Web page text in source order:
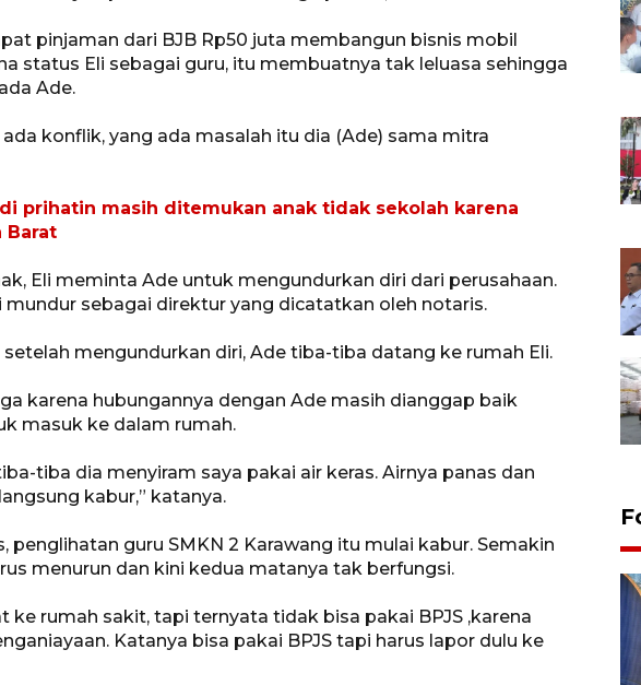
pinjaman dari BJB Rp50 juta membangun bisnis mobil
status Eli sebagai guru, itu membuatnya tak leluasa sehingga
Ade.
konflik, yang ada masalah itu dia (Ade) sama mitra
prihatin masih ditemukan anak tidak sekolah karena
Barat
Eli meminta Ade untuk mengundurkan diri dari perusahaan.
sebagai direktur yang dicatatkan oleh notaris.
mengundurkan diri, Ade tiba-tiba datang ke rumah Eli.
karena hubungannya dengan Ade masih dianggap baik
masuk ke dalam rumah.
tiba dia menyiram saya pakai air keras. Airnya panas dan
kabur,” katanya.
penglihatan guru SMKN 2 Karawang itu mulai kabur. Semakin
menurun dan kini kedua matanya tak berfungsi.
ke rumah sakit, tapi ternyata tidak bisa pakai BPJS ,karena
Katanya bisa pakai BPJS tapi harus lapor dulu ke